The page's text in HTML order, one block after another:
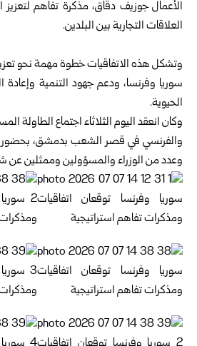
الأعمال جوزيف دقاق، مذكرة تفاهم لتعزيز
العلاقات التجارية بين البلدين.
وتشكل هذه الاتفاقيات خطوة مهمة نحو
سوريا وفرنسا، ودعم جهود التنمية وإعادة
الحيوية.
وكان انعقد اليوم الثلاثاء اجتماع الطاولة
والفرنسي في قصر الشعب بدمشق، بحضور
وعدد من الوزراء والمسؤولين وممثلين عن